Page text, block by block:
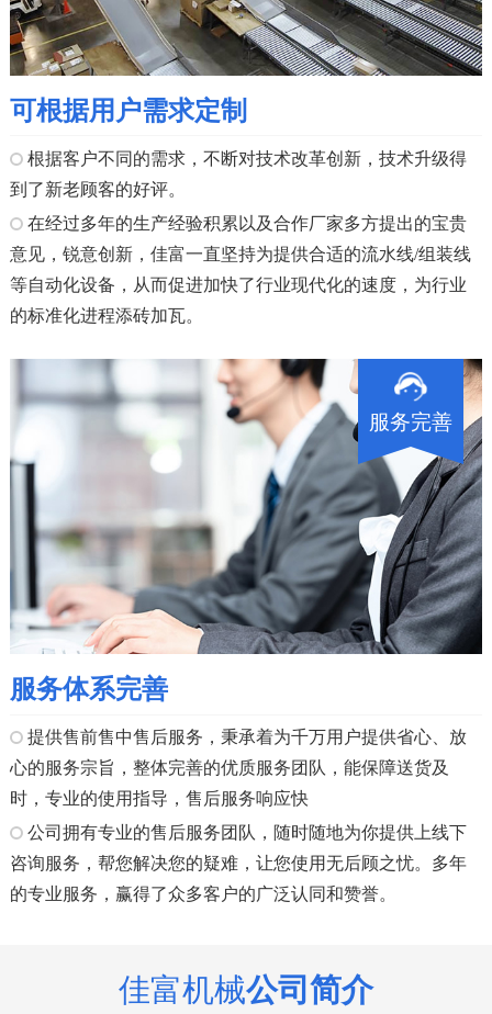
可根据用户需求定制
根据客户不同的需求，不断对技术改革创新，技术升级得
到了新老顾客的好评。
在经过多年的生产经验积累以及合作厂家多方提出的宝贵
意见，锐意创新，佳富一直坚持为提供合适的流水线/组装线
等自动化设备，从而促进加快了行业现代化的速度，为行业
的标准化进程添砖加瓦。
服务完善
服务体系完善
提供售前售中售后服务，秉承着为千万用户提供省心、放
心的服务宗旨，整体完善的优质服务团队，能保障送货及
时，专业的使用指导，售后服务响应快
公司拥有专业的售后服务团队，随时随地为你提供上线下
咨询服务，帮您解决您的疑难，让您使用无后顾之忧。多年
的专业服务，赢得了众多客户的广泛认同和赞誉。
佳富机械公司简介